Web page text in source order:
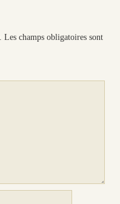
Les champs obligatoires sont